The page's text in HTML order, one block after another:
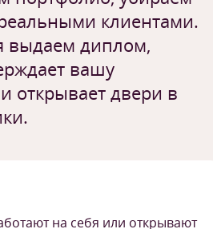
клиентами.
выдаем диплом,
вашу
открывает двери в
на себя или открывают